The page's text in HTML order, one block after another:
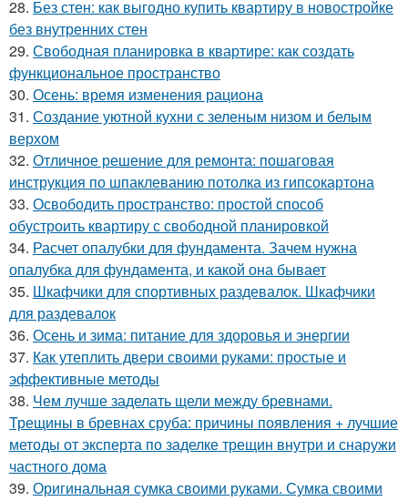
28. Без стен: как выгодно купить квартиру в новостройке
без внутренних стен
29. Свободная планировка в квартире: как создать
функциональное пространство
30. Осень: время изменения рациона
31. Создание уютной кухни с зеленым низом и белым
верхом
32. Отличное решение для ремонта: пошаговая
инструкция по шпаклеванию потолка из гипсокартона
33. Освободить пространство: простой способ
обустроить квартиру с свободной планировкой
34. Расчет опалубки для фундамента. Зачем нужна
опалубка для фундамента, и какой она бывает
35. Шкафчики для спортивных раздевалок. Шкафчики
для раздевалок
36. Осень и зима: питание для здоровья и энергии
37. Как утеплить двери своими руками: простые и
эффективные методы
38. Чем лучше заделать щели между бревнами.
Трещины в бревнах сруба: причины появления + лучшие
методы от эксперта по заделке трещин внутри и снаружи
частного дома
39. Оригинальная сумка своими руками. Сумка своими